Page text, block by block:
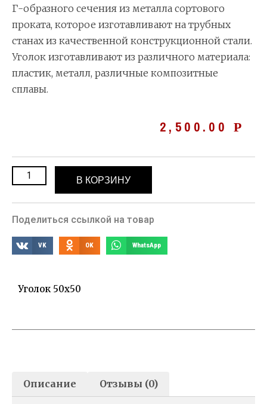
Г-образного сечения из металла сортового
проката, которое изготавливают на трубных
станах из качественной конструкционной стали.
Уголок изготавливают из различного материала:
пластик, металл, различные композитные
сплавы.
2,500.00 Р
В КОРЗИНУ
Поделиться ссылкой на товар
VK OK WhatsApp
Уголок 50х50
Описание Отзывы (0)